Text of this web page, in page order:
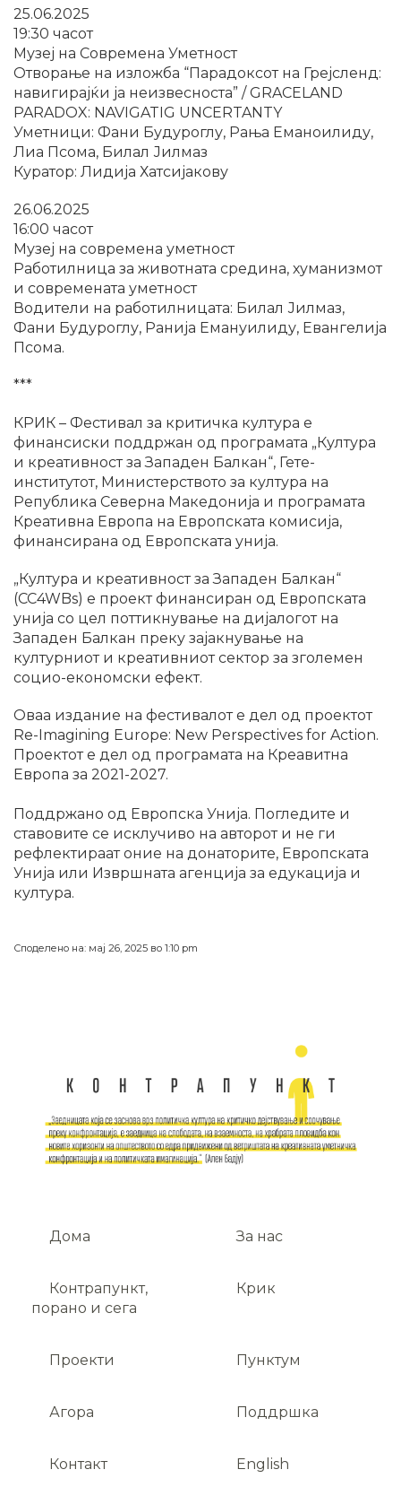
25.06.2025
19:30 часот
Музеј на Современа Уметност
Отворање на изложба “Парадоксот на Грејсленд:
навигирајќи ја неизвесноста” / GRACELAND
PARADOX: NAVIGATIG UNCERTANTY
Уметници: Фани Будуроглу, Рања Еманоилиду,
Лиа Псома, Билал Јилмаз
Куратор: Лидија Хатсијакову
26.06.2025
16:00 часот
Музеј на современа уметност
Работилница за животната средина, хуманизмот
и современата уметност
Водители на работилницата: Билал Јилмаз,
Фани Будуроглу, Ранија Емануилиду, Евангелија
Псома.
***
КРИК – Фестивал за критичка култура е
финансиски поддржан од програмата „Култура
и креативност за Западен Балкан“, Гете-
институтот, Министерството за култура на
Република Северна Македонија и програмата
Креативна Европа на Европската комисија,
финансирана од Европската унија.
„Култура и креативност за Западен Балкан“
(CC4WBs) е проект финансиран од Европската
унија со цел поттикнување на дијалогот на
Западен Балкан преку зајакнување на
културниот и креативниот сектор за зголемен
социо-економски ефект.
Оваа издание на фестивалот е дел од проектот
Re-Imagining Europe: New Perspectives for Action.
Проектот е дел од програмата на Креавитна
Европа за 2021-2027.
Поддржано од Европска Унија. Погледите и
ставовите се исклучиво на авторот и не ги
рефлектираат оние на донаторите, Европската
Унија или Извршната агенција за едукација и
култура.
Споделено на: мај 26, 2025 во 1:10 pm
Дома За нас
Контрапункт,
порано и сега
Крик
Проекти Пунктум
Агора Поддршка
Контакт English